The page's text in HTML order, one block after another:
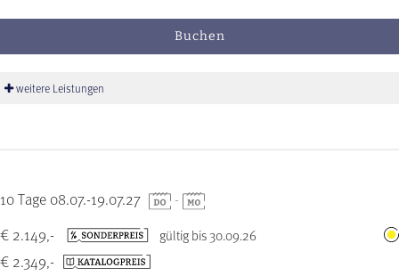
Buchen
weitere Leistungen
10 Tage 08.07.-19.07.27 -
€ 2.149,- gültig bis 30.09.26
€ 2.349,-